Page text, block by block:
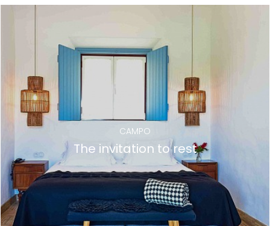
Galeria
CAMPO
The invitation to rest